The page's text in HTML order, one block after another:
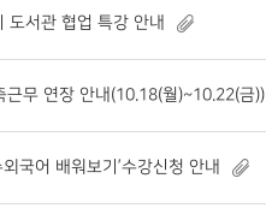
도서관 협업 특강 안내
무 연장 안내(10.18(월)~10.22(금))
국어 배워보기’수강신청 안내